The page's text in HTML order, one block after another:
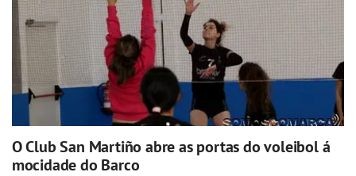
O Club San Martiño abre as portas do voleibol á
mocidade do Barco